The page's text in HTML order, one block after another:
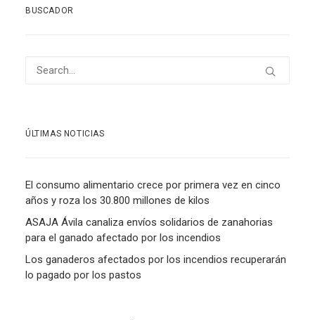
BUSCADOR
ÚLTIMAS NOTICIAS
El consumo alimentario crece por primera vez en cinco
años y roza los 30.800 millones de kilos
ASAJA Ávila canaliza envíos solidarios de zanahorias
para el ganado afectado por los incendios
Los ganaderos afectados por los incendios recuperarán
lo pagado por los pastos